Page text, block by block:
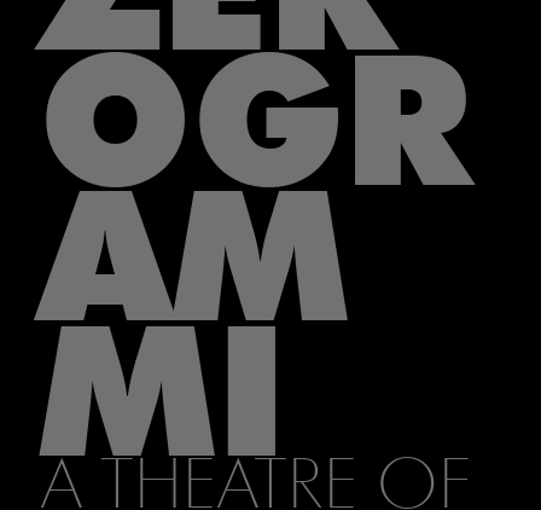
OGR
AM
MI
A THEATRE OF